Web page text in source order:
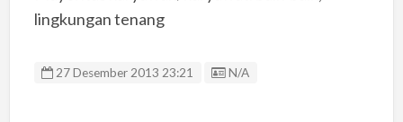
lingkungan tenang
27 Desember 2013 23:21 Listing ID
N/A